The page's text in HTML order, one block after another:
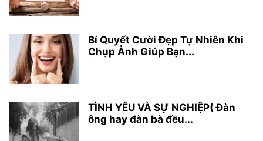
Bí Quyết Cười Đẹp Tự Nhiên Khi
Chụp Ảnh Giúp Bạn...
TÌNH YÊU VÀ SỰ NGHIỆP( Đàn
ông hay đàn bà đều...